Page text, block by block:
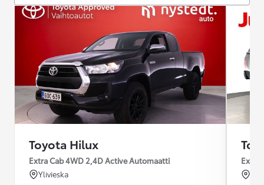
Toyota Hilux
Extra Cab 4WD 2,4D Active Automaatti
Ylivieska
Extra